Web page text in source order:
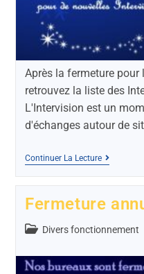
Après la fermeture pour
retrouvez la liste des
L'Intervision est un
d'échanges autour de
Continuer La Lecture
Fermeture
Divers fonctionnement